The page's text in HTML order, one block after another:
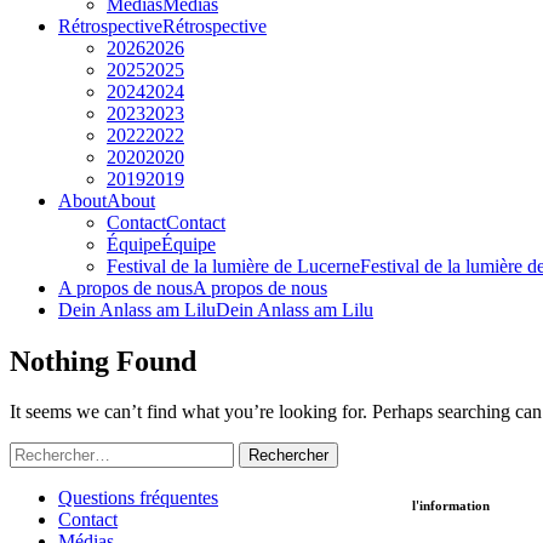
RétrospectiveRétrospective
20262026
20252025
20242024
20232023
20222022
20202020
20192019
AboutAbout
ContactContact
ÉquipeÉquipe
Festival de la lumière de LucerneFestival de la lumière
A propos de nousA propos de nous
Dein Anlass am LiluDein Anlass am Lilu
Nothing Found
It seems we can’t find what you’re looking for. Perhaps searching
Rechercher :
Questions fréquentes
Contact
l'information